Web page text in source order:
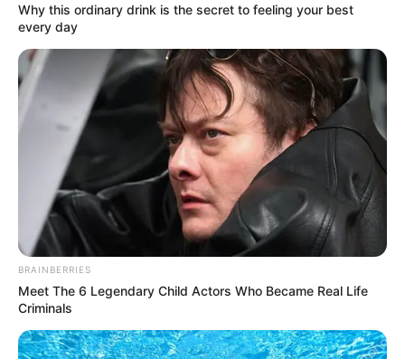
Why this ordinary drink is the secret to feeling your best
every day
BRAINBERRIES
Meet The 6 Legendary Child Actors Who Became Real Life
Criminals